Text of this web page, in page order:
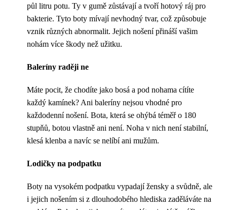
půl litru potu. Ty v gumě zůstávají a tvoří hotový ráj pro
bakterie. Tyto boty mívají nevhodný tvar, což způsobuje
vznik různých abnormalit. Jejich nošení přináší vašim
nohám více škody než užitku.
Baleríny raději ne
Máte pocit, že chodíte jako bosá a pod nohama cítíte
každý kamínek? Ani baleríny nejsou vhodné pro
každodenní nošení. Bota, která se ohýbá téměř o 180
stupňů, botou vlastně ani není. Noha v nich není stabilní,
klesá klenba a navíc se nelíbí ani mužům.
Lodičky na podpatku
Boty na vysokém podpatku vypadají žensky a svůdně, ale
i jejich nošením si z dlouhodobého hlediska zaděláváte na